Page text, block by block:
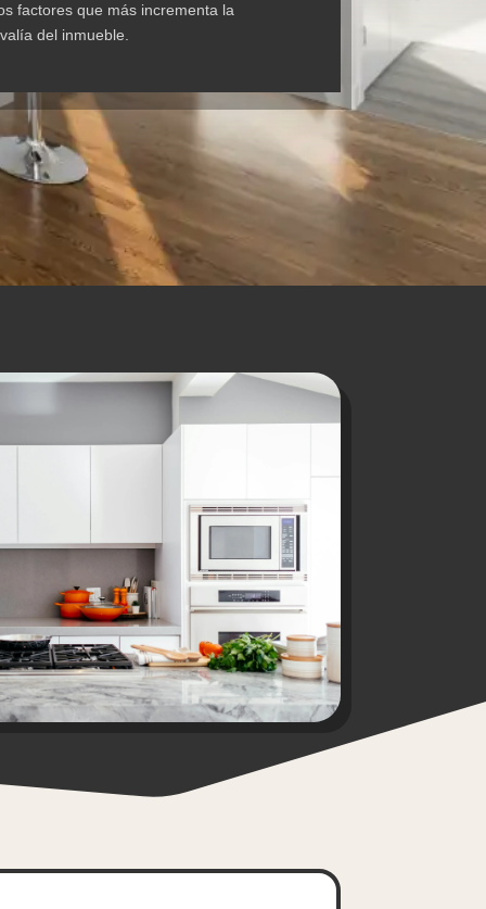
factores que más incrementa la
del inmueble.